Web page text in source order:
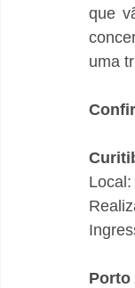
que
uma
Porto